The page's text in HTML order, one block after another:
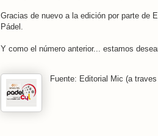
Gracias de nuevo a la edición por parte de
Pádel.
Y como el número anterior... estamos
Fuente: Editorial Mic (a